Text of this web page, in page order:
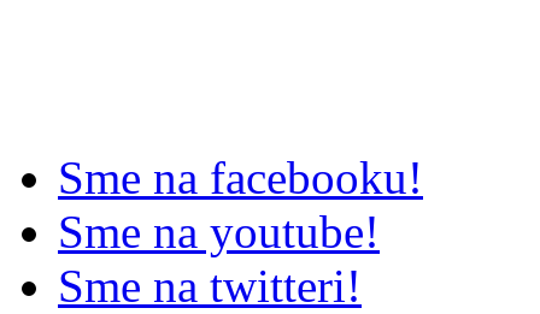
Sme na facebooku!
Sme na youtube!
Sme na twitteri!